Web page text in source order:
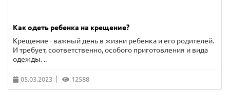
Как одеть ребенка на крещение?
Крещение - важный день в жизни ребенка и его родителей.
И требует, соответственно, особого приготовления и вида
одежды. ..
05.03.2023 12588